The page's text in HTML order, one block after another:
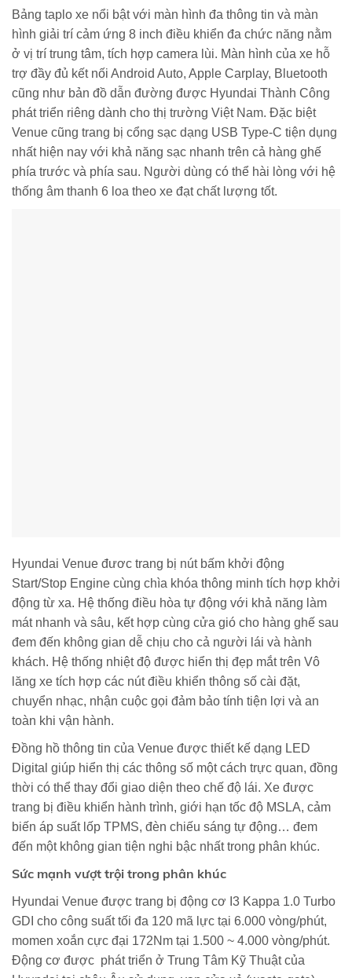
Bảng taplo xe nổi bật với màn hình đa thông tin và màn
hình giải trí cảm ứng 8 inch điều khiển đa chức năng nằm
ở vị trí trung tâm, tích hợp camera lùi. Màn hình của xe hỗ
trợ đầy đủ kết nối Android Auto, Apple Carplay, Bluetooth
cũng như bản đồ dẫn đường được Hyundai Thành Công
phát triển riêng dành cho thị trường Việt Nam. Đặc biệt
Venue cũng trang bị cổng sạc dạng USB Type-C tiện dụng
nhất hiện nay với khả năng sạc nhanh trên cả hàng ghế
phía trước và phía sau. Người dùng có thể hài lòng với hệ
thống âm thanh 6 loa theo xe đạt chất lượng tốt.
Hyundai Venue đươc trang bị nút bấm khởi động
Start/Stop Engine cùng chìa khóa thông minh tích hợp khởi
động từ xa. Hệ thống điều hòa tự động với khả năng làm
mát nhanh và sâu, kết hợp cùng cửa gió cho hàng ghế sau
đem đến không gian dễ chịu cho cả người lái và hành
khách. Hệ thống nhiệt độ được hiển thị đẹp mắt trên Vô
lăng xe tích hợp các nút điều khiển thông số cài đặt,
chuyển nhạc, nhận cuộc gọi đảm bảo tính tiện lợi và an
toàn khi vận hành.
Đồng hồ thông tin của Venue được thiết kế dạng LED
Digital giúp hiển thị các thông số một cách trực quan, đồng
thời có thể thay đổi giao diện theo chế độ lái. Xe được
trang bị điều khiển hành trình, giới hạn tốc độ MSLA, cảm
biến áp suất lốp TPMS, đèn chiếu sáng tự động… đem
đến một không gian tiện nghi bậc nhất trong phân khúc.
Sức mạnh vượt trội trong phân khúc
Hyundai Venue được trang bị động cơ I3 Kappa 1.0 Turbo
GDI cho công suất tối đa 120 mã lực tại 6.000 vòng/phút,
momen xoắn cực đại 172Nm tại 1.500 ~ 4.000 vòng/phút.
Động cơ được phát triển ở Trung Tâm Kỹ Thuật của